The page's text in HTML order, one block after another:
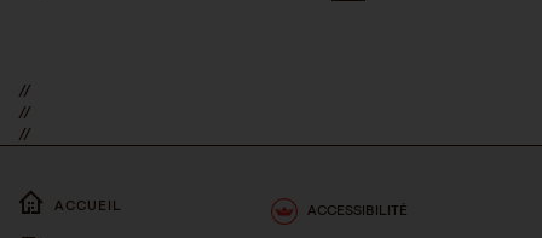
//
//
//
ACCUEIL ACCESSIBILITÉ